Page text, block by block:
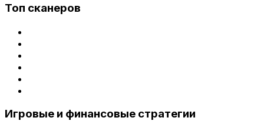
Топ сканеров
Игровые и финансовые стратегии